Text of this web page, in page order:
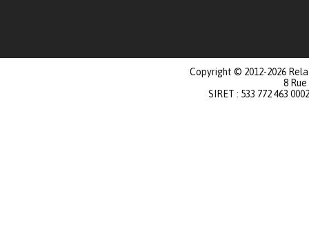
Copyright © 2012-2026
8
SIRET : 533 772 463